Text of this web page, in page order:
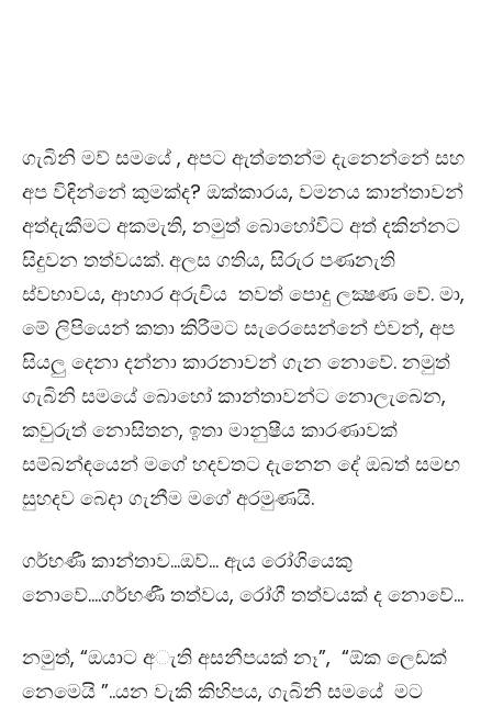
ගැබිනි මව් සමයේ , අපට ඇත්තෙන්ම දැනෙන්නේ සහ
අප විඳින්නේ කුමක්ද​? ඔක්කාරය​, වමනය කාන්තාවන්
අත්දැකීමට අකමැති, නමුත් බොහෝවිට අත් දකින්නට
සිදුවන තත්වයක්. අලස ගතිය​, සිරුර පණනැති
ස්වභාවය​, ආහාර අරුචිය තවත් පොදු ලක්‍ෂණ වේ. මා,
මේ ලිපියෙන් කතා කිරීමට සැරෙසෙන්නේ එවන්, අප
සියලු දෙනා දන්නා කාරනාවන් ගැන නොවේ. නමුත්
ගැබිනි සමයේ බොහෝ කාන්තාවන්ට නොලැබෙන​,
කවුරුත් නොසිතන, ඉතා මානුෂීය කාරණාවක්
සම්බන්ඳයෙන් මගේ හදවතට දැනෙන දේ ඔබත් සමඟ
සුහදව බෙදා ගැනීම මගේ අරමුණයි.
ගර්භණී කාන්තාව​…ඔව්… ඇය රෝගියෙකු
නොවේ….ගර්භණී තත්වය, රෝගී තත්වයක් ද නොවේ…
නමුත්, “ඔයාට අැති අසනීපයක් නෑ”, “ඕක ලෙඩක්
නෙමෙයි ​”..යන වැකි කිහිපය​, ගැබිනි සමයේ මට